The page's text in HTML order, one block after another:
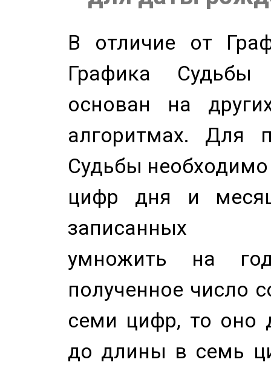
В отличие от
Графика
основан на
алгоритмах. Для
Судьбы
цифр дня и
записанных
умножить на
полученное число
семи цифр, то оно
до длины в семь